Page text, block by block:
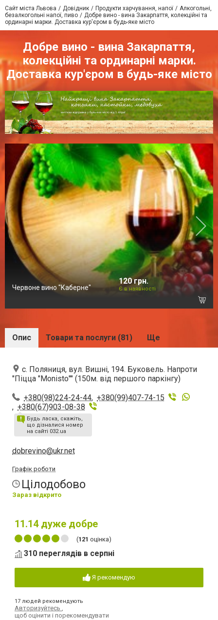
Сайт міста Львова Довідник Продукти харчування, напої
Алкогольні,
безалкогольні напої, пиво
Добре вино - вина Закарпаття, колекційні та
ординарні марки. Доставка кур'єром в будь-яке місто
Добре вино - вина Закарпаття,
колекційні та ординарні марки.
Доставка кур'єром в будь-яке місто
Червоне вино "Каберне"
120 грн.
Є в наявності
Опис Товари та послуги (81) Ще
с. Поляниця, вул. Вишні, 194. Буковель. Напроти
"Піцца "Monistо"" (150м. від першого паркінгу)
+380(98)224-24-44, +380(99)407-74-15
, +380(67)903-08-38
Будь ласка, скажіть,
що дізналися номер
на сайті 032.ua
dobrevino@ukr.net
Графік роботи
Цілодобово
Зараз відкрито
11.14дуже добре
(121 оцінка)
310 переглядів в серпні
Я рекомендую
17 людей рекомендують
Авторизуйтесь ,
щоб оцінити і порекомендувати